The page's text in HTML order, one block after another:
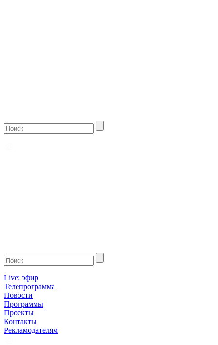
Live: эфир
Телепрограмма
Новости
Программы
Проекты
Контакты
Рекламодателям